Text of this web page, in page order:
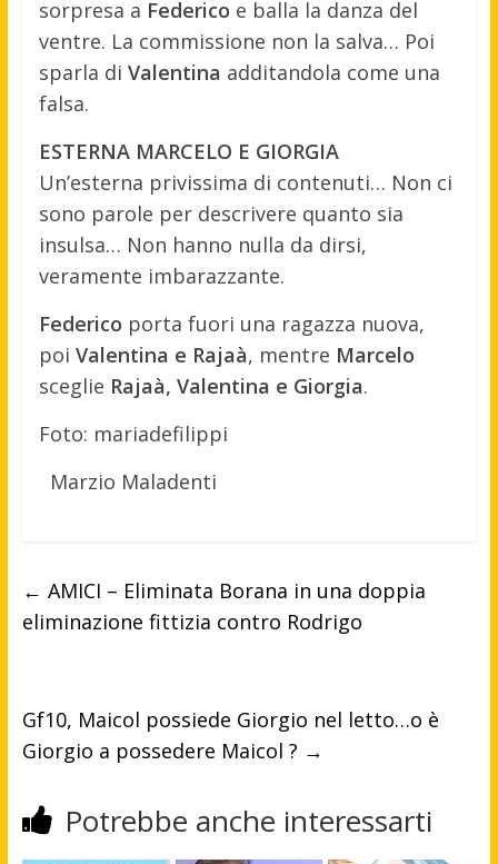
sorpresa a Federico e balla la danza del
ventre. La commissione non la salva… Poi
sparla di Valentina additandola come una
falsa.
ESTERNA MARCELO E GIORGIA
Un’esterna privissima di contenuti… Non ci
sono parole per descrivere quanto sia
insulsa… Non hanno nulla da dirsi,
veramente imbarazzante.
Federico porta fuori una ragazza nuova,
poi Valentina e Rajaà, mentre Marcelo
sceglie Rajaà, Valentina e Giorgia.
Foto: mariadefilippi
Marzio Maladenti
← AMICI – Eliminata Borana in una doppia
eliminazione fittizia contro Rodrigo
Gf10, Maicol possiede Giorgio nel letto…o è
Giorgio a possedere Maicol ? →
Potrebbe anche interessarti